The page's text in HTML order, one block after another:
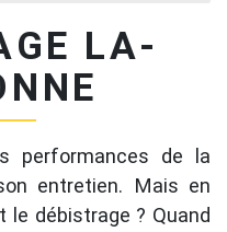
LA-
performances de la
entretien. Mais en
débistrage ? Quand